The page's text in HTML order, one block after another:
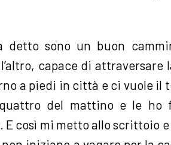
sono un buon
capace di attraversare
a piedi in città e ci vuole il
del mattino e le
così mi metto allo scrittoio e